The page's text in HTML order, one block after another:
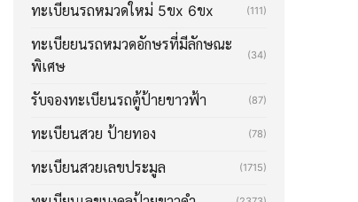
ทะเบียนรถหมวดใหม่ 5ขx 6ขx (111)
ทะเบียยนรถหมวดอักษรที่มีลักษณะ
พิเศษ
(34)
รับจองทะเบียนรถตู้ป้ายขาวฟ้า (87)
ทะเบียนสวย ป้ายทอง (78)
ทะเบียนสวยเลขประมูล (1715)